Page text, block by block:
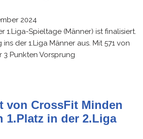
2024
1.Liga-Spieltage (Männer) ist finalisiert.
der 1.Liga Männer aus. Mit 571 von
3 Punkten Vorsprung
von CrossFit Minden
1.Platz in der 2.Liga